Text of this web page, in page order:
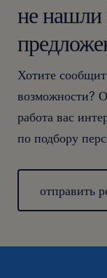
не нашли
Хотите
возможности?
работа вас
по подбору
отправить